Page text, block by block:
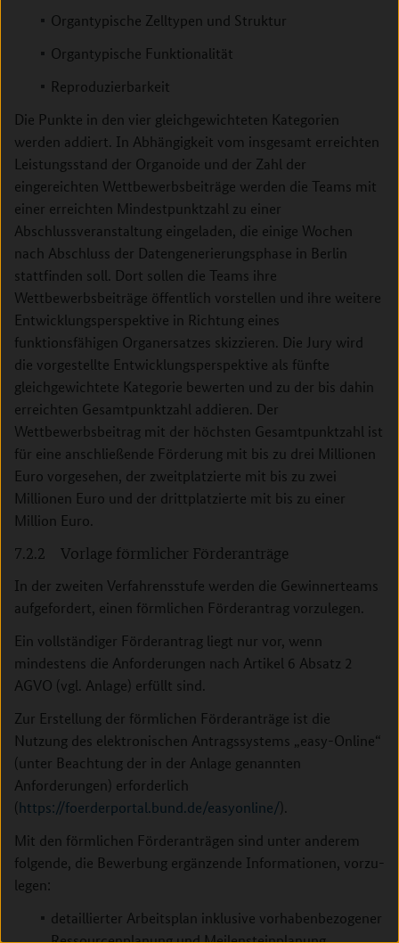
Organtypische Zelltypen und Struktur
Organtypische Funktionalität
Reproduzierbarkeit
Die Punkte in den vier gleichgewichteten Kategorien
werden addiert. In Abhängigkeit vom insgesamt erreichten
Leistungsstand der Organoide und der Zahl der
eingereichten Wettbewerbsbeiträge werden die Teams mit
einer erreichten Mindestpunktzahl zu einer
Abschlussveranstaltung eingeladen, die einige Wochen
nach Abschluss der Datengenerierungsphase in Berlin
stattfinden soll. Dort sollen die Teams ihre
Wettbewerbsbeiträge öffentlich vorstellen und ihre weitere
Entwicklungsperspektive in Richtung eines
funktionsfähigen Organersatzes skizzieren. Die Jury wird
die vorgestellte Entwicklungsperspektive als fünfte
gleichgewichtete Kategorie bewerten und zu der bis dahin
erreichten Gesamtpunktzahl addieren. Der
Wettbewerbsbeitrag mit der höchsten Gesamtpunktzahl ist
für eine anschließende Förderung mit bis zu drei Millionen
Euro vorgesehen, der zweitplatzierte mit bis zu zwei
Millionen Euro und der drittplatzierte mit bis zu einer
Million Euro.
7.2.2 Vorlage förmlicher Förderanträge
In der zweiten Verfahrensstufe werden die Gewinnerteams
aufgefordert, einen förmlichen Förderantrag vorzulegen.
Ein vollständiger Förderantrag liegt nur vor, wenn
mindestens die Anforderungen nach Artikel 6 Absatz 2
AGVO (vgl. Anlage) erfüllt sind.
Zur Erstellung der förmlichen Förderanträge ist die
Nutzung des elektronischen Antragssystems „easy-Online“
(unter Beachtung der in der Anlage genannten
Anforderungen) erforderlich
(https://foerderportal.bund.de/easyonline/).
Mit den förmlichen Förderanträgen sind unter anderem
folgende, die Bewerbung ergänzende Informationen, vorzu­
legen:
detaillierter Arbeitsplan inklusive vorhabenbezogener